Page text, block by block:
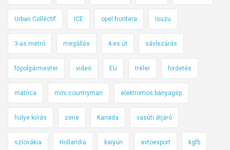
Urban Collëctif ICE opel frontera Isuzu
3-as metró megállás 4-es út sávlezárás
főpolgármester videó EU tréler hirdetés
matrica mini countryman elektromos bányagép
hülye kiírás zene Kanada vasúti átjáró
szlovákia Hollandia kaiyun avtoexport kgfb